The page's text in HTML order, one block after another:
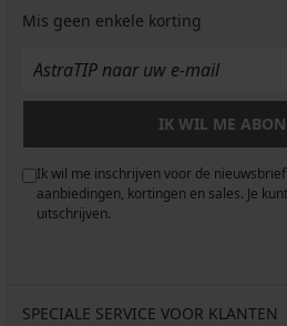
Mis geen enkele korting
IK WIL ME
Ik wil me inschrijven voor de
aanbiedingen, kortingen en sales. Je
uitschrijven.
SPECIALE SERVICE VOOR KLANTEN